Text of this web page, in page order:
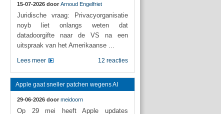
15-07-2026 door Arnoud Engelfriet
Juridische vraag: Privacyorganisatie
noyb liet onlangs weten dat
datadoorgifte naar de VS na een
uitspraak van het Amerikaanse ...
12 reacties
Lees meer
Apple gaat sneller patchen wegens AI
29-06-2026 door meidoorn
Op 29 mei heeft Apple updates